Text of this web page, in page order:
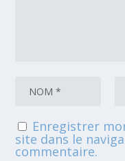
Enregistrer
site dans le
commentaire.